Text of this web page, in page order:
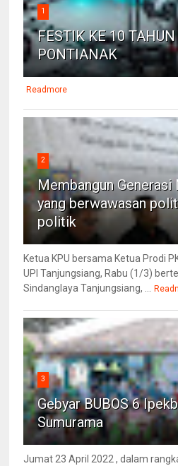
1
FESTIK KE 10
PONTIANAK
Readmore
2
Membangun Generasi
yang berwawasan
politik
Ketua KPU bersama Ketua Prodi
UPI Tanjungsiang, Rabu (1/3)
Sindanglaya Tanjungsiang, ...
3
Gebyar BUBOS 6
Sumurama
Jumat 23 April 2022 , dalam